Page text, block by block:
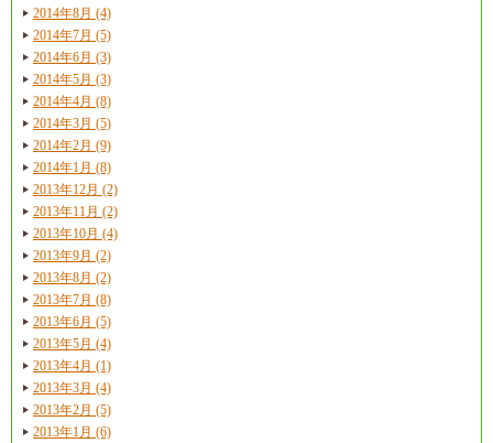
2014年8月 (4)
2014年7月 (5)
2014年6月 (3)
2014年5月 (3)
2014年4月 (8)
2014年3月 (5)
2014年2月 (9)
2014年1月 (8)
2013年12月 (2)
2013年11月 (2)
2013年10月 (4)
2013年9月 (2)
2013年8月 (2)
2013年7月 (8)
2013年6月 (5)
2013年5月 (4)
2013年4月 (1)
2013年3月 (4)
2013年2月 (5)
2013年1月 (6)